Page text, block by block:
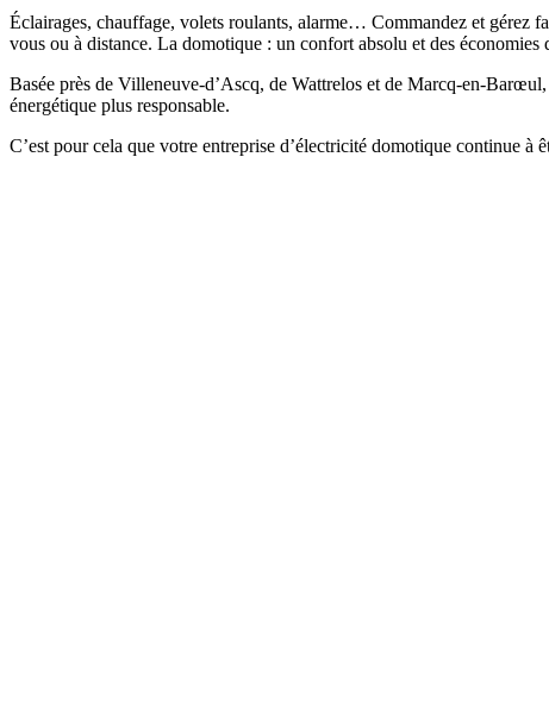
Éclairages, chauffage, volets roulants, alarme… Commandez et gérez
vous ou à distance. La domotique : un confort absolu et des économies
Basée près de Villeneuve-d’Ascq, de Wattrelos et de Marcq-en-
énergétique plus responsable.
C’est pour cela que votre entreprise d’électricité domotique continue